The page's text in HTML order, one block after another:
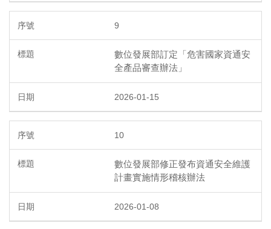
9
數位發展部訂定「危害國家資通安
全產品審查辦法」
2026-01-15
10
數位發展部修正發布資通安全維護
計畫實施情形稽核辦法
2026-01-08